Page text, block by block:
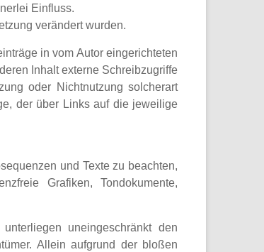
Einfluss.
verändert wurden.
in vom Autor eingerichteten
Inhalt externe Schreibzugriffe
oder Nichtnutzung solcherart
der über Links auf die jeweilige
und Texte zu beachten,
Grafiken, Tondokumente,
uneingeschränkt den
Allein aufgrund der bloßen